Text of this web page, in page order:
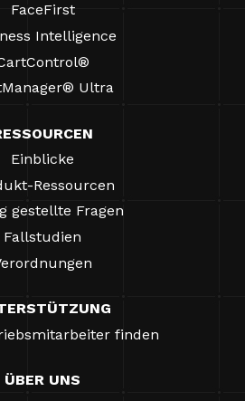
FaceFirst
Intelligence
Ultra
Einblicke
Ressourcen
gestellte Fragen
Fallstudien
finden
ÜBER UNS